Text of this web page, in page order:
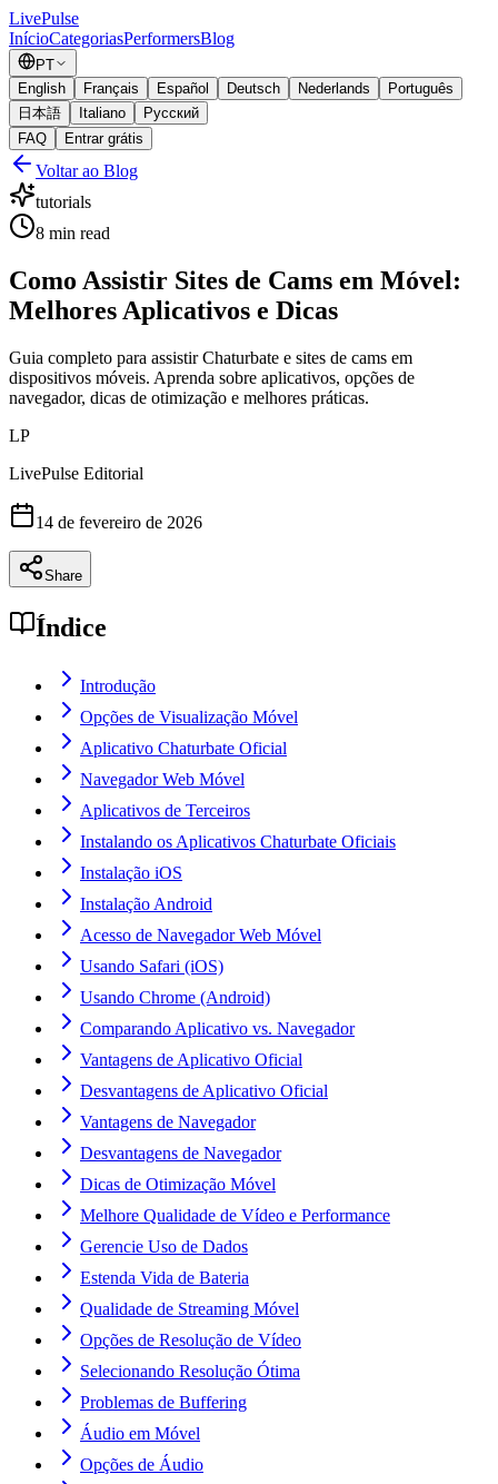
LivePulse
InícioCategoriasPerformersBlog
PT
English
Français Español Deutsch Nederlands
Português
日本語
Italiano
Русский
FAQ
Entrar grátis
Voltar ao Blog
tutorials
8 min read
Como Assistir Sites de Cams em Móvel:
Melhores Aplicativos e Dicas
Guia completo para assistir Chaturbate e sites de cams em
dispositivos móveis. Aprenda sobre aplicativos, opções de
navegador, dicas de otimização e melhores práticas.
LP
LivePulse Editorial
14 de fevereiro de 2026
Share
Índice
Introdução
Opções de Visualização Móvel
Aplicativo Chaturbate Oficial
Navegador Web Móvel
Aplicativos de Terceiros
Instalando os Aplicativos Chaturbate Oficiais
Instalação iOS
Instalação Android
Acesso de Navegador Web Móvel
Usando Safari (iOS)
Usando Chrome (Android)
Comparando Aplicativo vs. Navegador
Vantagens de Aplicativo Oficial
Desvantagens de Aplicativo Oficial
Vantagens de Navegador
Desvantagens de Navegador
Dicas de Otimização Móvel
Melhore Qualidade de Vídeo e Performance
Gerencie Uso de Dados
Estenda Vida de Bateria
Qualidade de Streaming Móvel
Opções de Resolução de Vídeo
Selecionando Resolução Ótima
Problemas de Buffering
Áudio em Móvel
Opções de Áudio